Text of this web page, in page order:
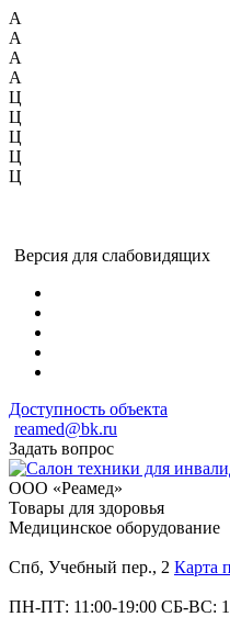
А
А
А
А
Ц
Ц
Ц
Ц
Ц
Версия для слабовидящих
Доступность объекта
reamed@bk.ru
Задать вопрос
ООО «Реамед»
Товары для здоровья
Медицинское оборудование
Спб, Учебный пер., 2 Карта
ПН-ПТ: 11:00-19:00 СБ-ВС: